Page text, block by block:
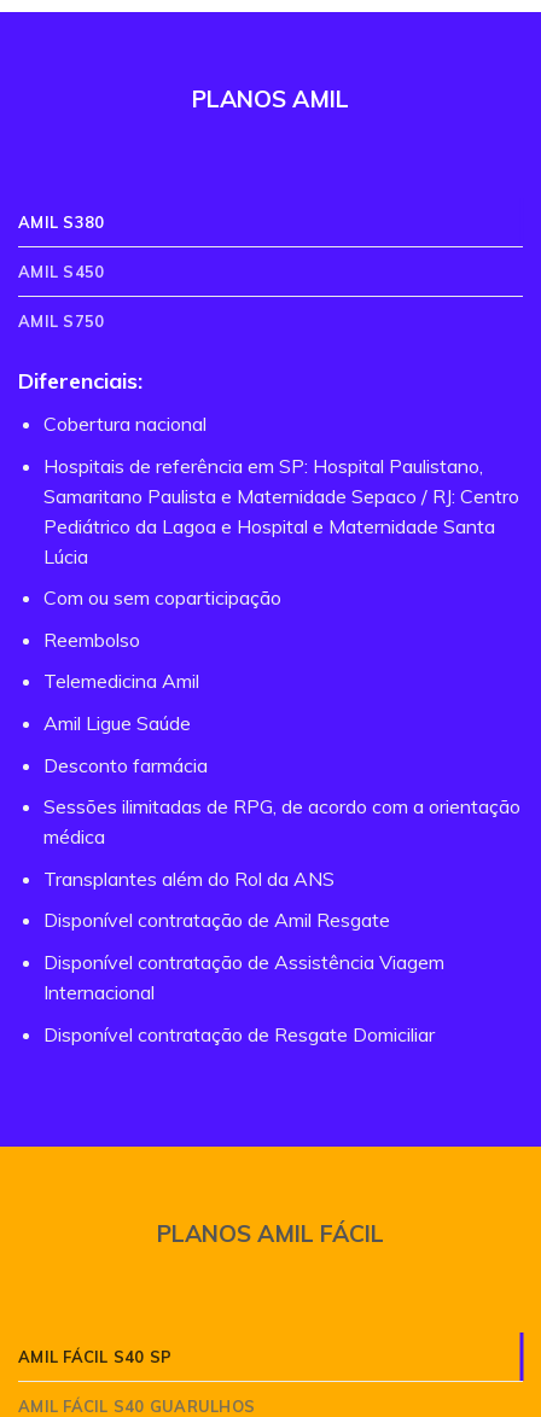
PLANOS AMIL
AMIL S380
AMIL S450
AMIL S750
Diferenciais:
Cobertura nacional
Hospitais de referência em SP: Hospital Paulistano,
Samaritano Paulista e Maternidade Sepaco / RJ: Centro
Pediátrico da Lagoa e Hospital e Maternidade Santa
Lúcia
Com ou sem coparticipação
Reembolso
Telemedicina Amil
Amil Ligue Saúde
Desconto farmácia
Sessões ilimitadas de RPG, de acordo com a orientação
médica
Transplantes além do Rol da ANS
Disponível contratação de Amil Resgate
Disponível contratação de Assistência Viagem
Internacional
Disponível contratação de Resgate Domiciliar
PLANOS AMIL FÁCIL
AMIL FÁCIL S40 SP
AMIL FÁCIL S40 GUARULHOS